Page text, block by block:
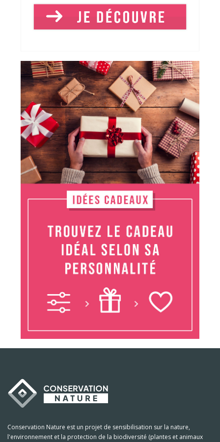
Conservation Nature est un projet de sensibilisation sur la nature,
l'environnement et la protection de la biodiversité (plantes et animaux